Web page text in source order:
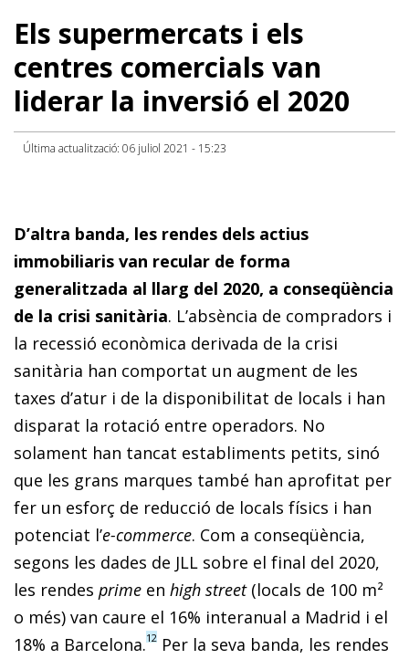
Els supermercats i els
centres comercials van
liderar la inversió el 2020
Última actualització: 06 juliol 2021 - 15:23
D’altra banda, les rendes dels actius
immobiliaris van recular de forma
generalitzada al llarg del 2020, a conseqüència
de la crisi sanitària. L’absència de compradors i
la recessió econòmica derivada de la crisi
sanitària han comportat un augment de les
taxes d’atur i de la disponibilitat de locals i han
disparat la rotació entre operadors. No
solament han tancat establiments petits, sinó
que les grans marques també han aprofitat per
fer un esforç de reducció de locals físics i han
potenciat l’e-commerce. Com a conseqüència,
segons les dades de JLL sobre el final del 2020,
les rendes prime en high street(locals de 100 m²
o més) van caure el 16% interanual a Madrid i el
18% a Barcelona.12 Per la seva banda, les rendes